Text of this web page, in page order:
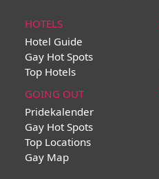
HOTELS
Hotel Guide
Gay Hot Spots
Top Hotels
GOING OUT
Pridekalender
Gay Hot Spots
Top Locations
Gay Map